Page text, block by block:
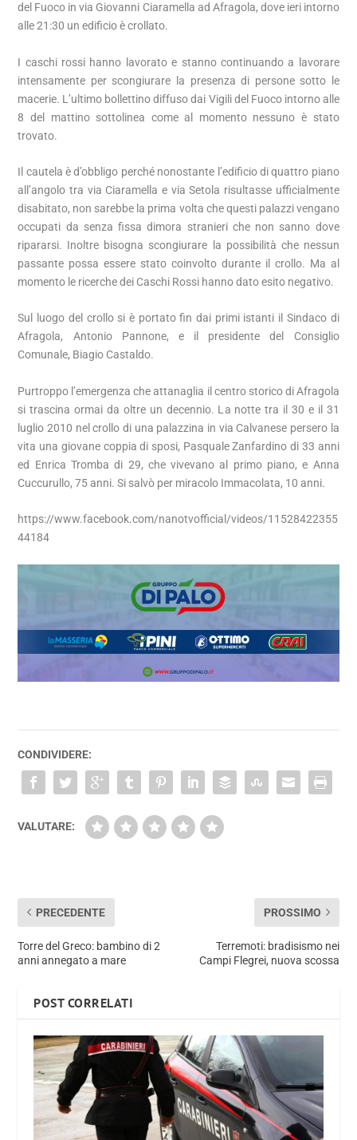
del Fuoco in via Giovanni Ciaramella ad Afragola, dove ieri intorno
alle 21:30 un edificio è crollato.
I caschi rossi hanno lavorato e stanno continuando a lavorare
intensamente per scongiurare la presenza di persone sotto le
macerie. L’ultimo bollettino diffuso dai Vigili del Fuoco intorno alle
8 del mattino sottolinea come al momento nessuno è stato
trovato.
Il cautela è d’obbligo perché nonostante l’edificio di quattro piano
all’angolo tra via Ciaramella e via Setola risultasse ufficialmente
disabitato, non sarebbe la prima volta che questi palazzi vengano
occupati da senza fissa dimora stranieri che non sanno dove
ripararsi. Inoltre bisogna scongiurare la possibilità che nessun
passante possa essere stato coinvolto durante il crollo. Ma al
momento le ricerche dei Caschi Rossi hanno dato esito negativo.
Sul luogo del crollo si è portato fin dai primi istanti il Sindaco di
Afragola, Antonio Pannone, e il presidente del Consiglio
Comunale, Biagio Castaldo.
Purtroppo l’emergenza che attanaglia il centro storico di Afragola
si trascina ormai da oltre un decennio. La notte tra il 30 e il 31
luglio 2010 nel crollo di una palazzina in via Calvanese persero la
vita una giovane coppia di sposi, Pasquale Zanfardino di 33 anni
ed Enrica Tromba di 29, che vivevano al primo piano, e Anna
Cuccurullo, 75 anni. Si salvò per miracolo Immacolata, 10 anni.
https://www.facebook.com/nanotvofficial/videos/11528422355
44184
CONDIVIDERE:
VALUTARE:
PRECEDENTE
Torre del Greco: bambino di 2
anni annegato a mare
PROSSIMO
Terremoti: bradisismo nei
Campi Flegrei, nuova scossa
POST CORRELATI